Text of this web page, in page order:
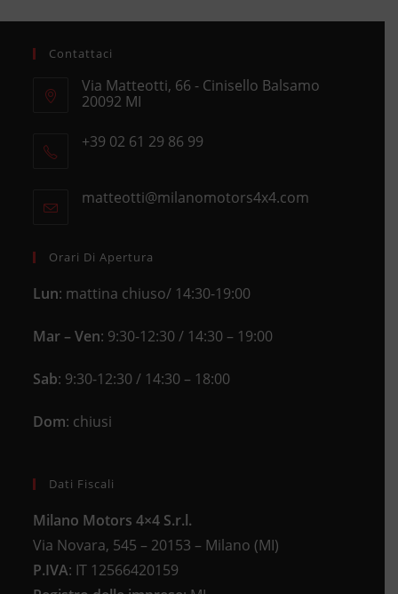
Contattaci
Via Matteotti, 66 - Cinisello Balsamo
20092 MI
in
+39 02 61 29 86 99
your
matteotti@milanomotors4x4.comOpens
Orari Di Apertura
Lun: mattina chiuso/ 14:30-19:00
Mar – Ven: 9:30-12:30 / 14:30 – 19:00
Sab: 9:30-12:30 / 14:30 – 18:00
Dom: chiusi
Dati Fiscali
Milano Motors 4×4 S.r.l.
Via Novara, 545 – 20153 – Milano (MI)
P.IVA: IT 12566420159